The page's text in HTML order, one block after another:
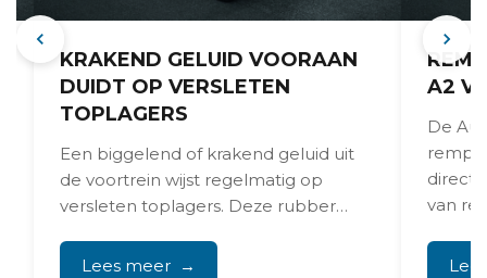
KRAKEND GELUID VOORAAN
DUIDT OP VERSLETEN
TOPLAGERS
Een biggelend of krakend geluid uit
de voortrein wijst regelmatig op
versleten toplagers. Deze rubber
met...
Lees meer
A2
De
direct
van